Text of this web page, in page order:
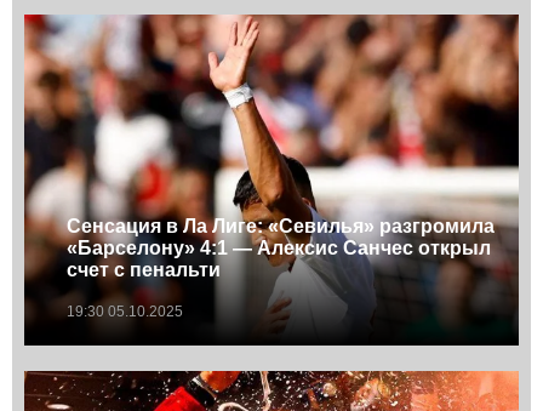
Сенсация в Ла Лиге: «Севилья» разгромила
«Барселону» 4:1 — Алексис Санчес открыл
счет с пенальти
19:30 05.10.2025